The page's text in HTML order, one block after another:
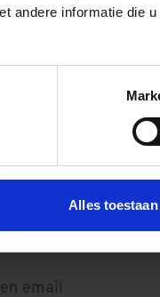
andere informatie die
Alles toestaan
prefab
Harbert
Directeur Dura
email